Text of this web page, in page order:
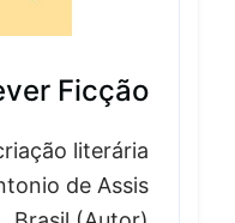
Ficção
literária
de Assis